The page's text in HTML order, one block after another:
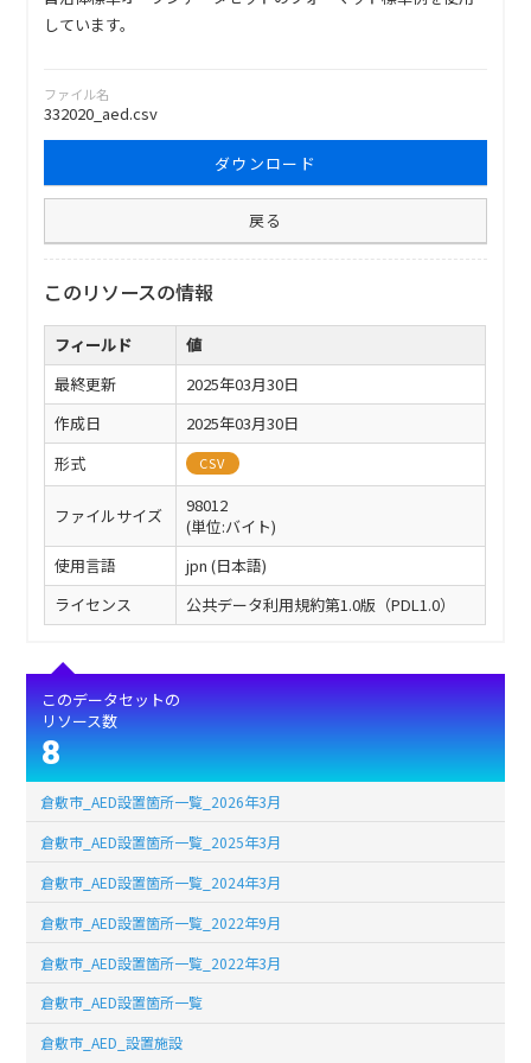
しています。
ファイル名
332020_aed.csv
ダウンロード
戻る
このリソースの情報
フィールド
値
最終更新
2025年03月30日
作成日
2025年03月30日
形式
CSV
ファイルサイズ
98012
(単位:バイト)
使用言語
jpn (日本語)
ライセンス
公共データ利用規約第1.0版（PDL1.0）
このデータセットの
リソース数
8
倉敷市_AED設置箇所一覧_2026年3月
倉敷市_AED設置箇所一覧_2025年3月
倉敷市_AED設置箇所一覧_2024年3月
倉敷市_AED設置箇所一覧_2022年9月
倉敷市_AED設置箇所一覧_2022年3月
倉敷市_AED設置箇所一覧
倉敷市_AED_設置施設